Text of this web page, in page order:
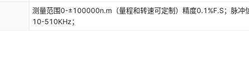
测量范围0-±100000n.m（量程和转速可定制）精度0.1%F.S；脉冲
10-510KHz；